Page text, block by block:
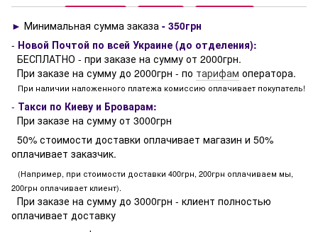
► Минимальная сумма заказа - 350грн
- Новой Почтой по всей Украине (до отделения):
БЕСПЛАТНО - при заказе на сумму от 2000грн.
При заказе на сумму до 2000грн - по тарифам оператора.
При наличии наложенного платежа комиссию оплачивает покупатель!
- Такси по Киеву и Броварам:
При заказе на сумму от 3000грн
50% стоимости доставки оплачивает магазин и 50%
оплачивает заказчик.
(Например, при стоимости доставки 400грн, 200грн оплачиваем мы,
200грн оплачивает клиент).
При заказе на сумму до 3000грн - клиент полностью
оплачивает доставку